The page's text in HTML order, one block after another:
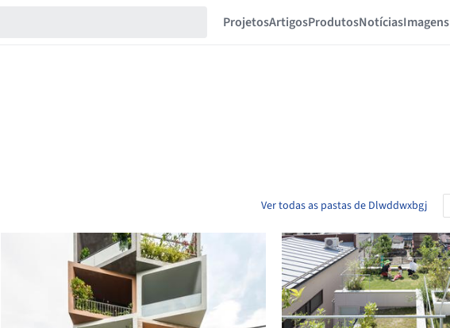
ProjetosArtigosProdutosNotíciasImagens
Ver todas as pastas de Dlwddwxbgj